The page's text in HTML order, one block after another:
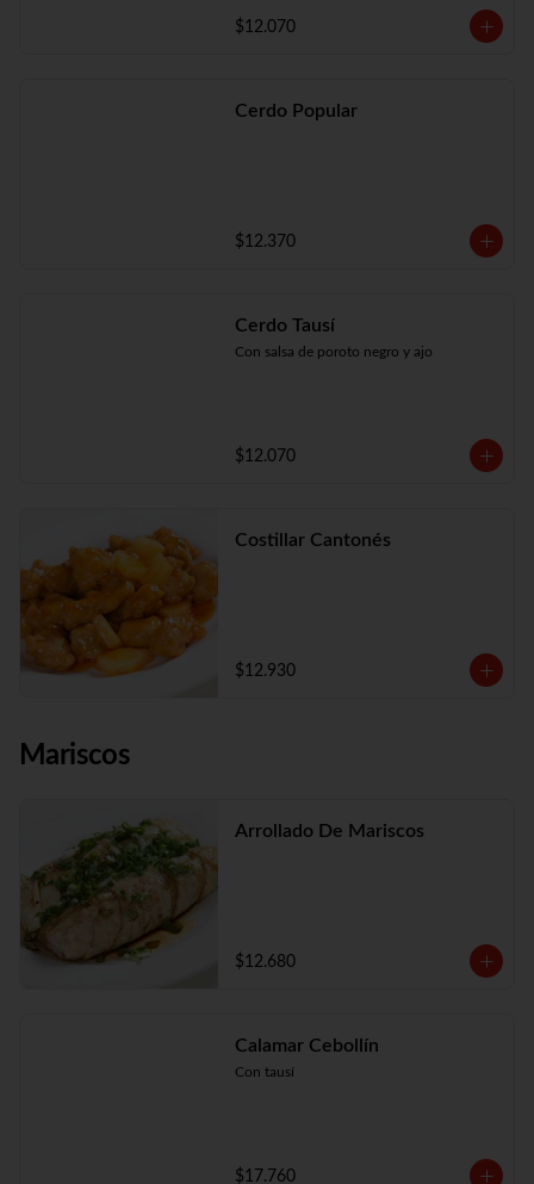
$12.070
Cerdo Popular
$12.370
Cerdo Tausí
Con salsa de poroto negro y ajo
$12.070
Costillar Cantonés
$12.930
Mariscos
Arrollado De Mariscos
$12.680
Calamar Cebollín
Con tausí
$17.760